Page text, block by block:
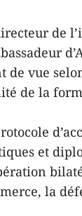
de
de vue
de la
et
la